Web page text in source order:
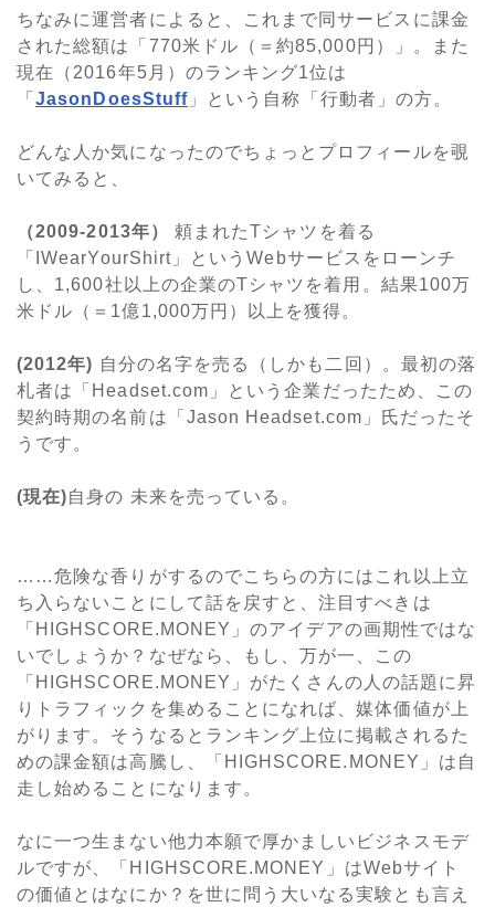
ちなみに運営者によると、これまで同サービスに課金
された総額は「770米ドル（＝約85,000円）」。また
現在（2016年5月）のランキング1位は
「JasonDoesStuff 」という自称「行動者」の方。
どんな人か気になったのでちょっとプロフィールを覗
いてみると、
（2009-2013年）
頼まれたTシャツを着る
「IWearYourShirt」というWebサービスをローンチ
し、1,600社以上の企業のTシャツを着用。結果100万
米ドル（＝1億1,000万円）以上を獲得。
(2012年) 自分の名字を売る（しかも二回）。最初の落
札者は「Headset.com」という企業だったため、この
契約時期の名前は「Jason Headset.com」氏だったそ
うです。
(現在)自身の 未来を売っている。
……危険な香りがするのでこちらの方にはこれ以上立
ち入らないことにして話を戻すと、注目すべきは
「HIGHSCORE.MONEY」のアイデアの画期性ではな
いでしょうか？なぜなら、もし、万が一、この
「HIGHSCORE.MONEY」がたくさんの人の話題に昇
りトラフィックを集めることになれば、媒体価値が上
がります。そうなるとランキング上位に掲載されるた
めの課金額は高騰し、「HIGHSCORE.MONEY」は自
走し始めることになります。
なに一つ生まない他力本願で厚かましいビジネスモデ
ルですが、「HIGHSCORE.MONEY」はWebサイト
の価値とはなにか？を世に問う大いなる実験とも言え